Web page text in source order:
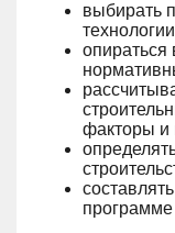
выбирать
опираться
факторы и